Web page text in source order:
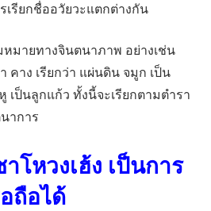
รียกชื่ออวัยวะแตกต่างกัน
มายทางจินตนาภาพ อย่างเช่น
คาง เรียกว่า แผ่นดิน จมูก เป็น
เป็นลูกแก้ว ทั้งนี้จะเรียกตามตํารา
าการ
โหวงเฮ้ง เป็นการ
ถือได้